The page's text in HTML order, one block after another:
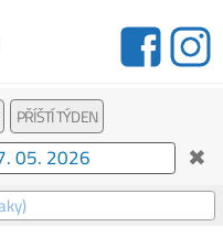
PŘÍŠTÍ TÝDEN
✖